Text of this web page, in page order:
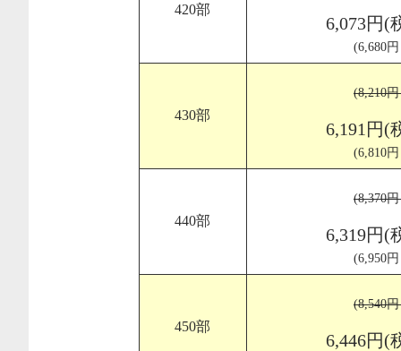
420部
6,073円(
(6,680
430部
(8,210
6,191円(
(6,810
440部
(8,370
6,319円(
(6,950
450部
(8,540
6,446円(